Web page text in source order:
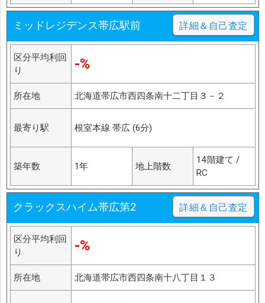
ミッドレジデンス帯広駅前 詳細＆自己査定
区分平均利回
り
-%
所在地 北海道帯広市西四条南十二丁目３－２
最寄り駅 根室本線 帯広 (6分)
築年数 1年 地上階数
14階建て /
RC
クラックスハイム帯広第2 詳細＆自己査定
区分平均利回
り
-%
所在地 北海道帯広市西四条南十八丁目１３